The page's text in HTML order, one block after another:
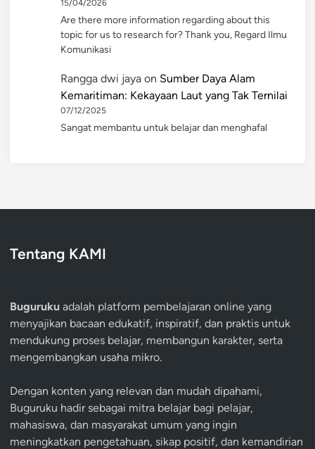
15/04/2026
Are there more information regarding about this
topic for us to research for? Thank you, Regard Ilmu
Komunikasi
Rangga dwi jaya on Sumber Daya Alam
Kemaritiman: Kekayaan Laut yang Tak Ternilai
07/12/2025
Sangat membantu untuk belajar dan menghafal
Tentang KAMI
Buguruku adalah platform pembelajaran online yang
menyajikan bacaan edukatif, inspiratif, dan praktis untuk
mendukung proses belajar, membangun karakter, serta
mengembangkan usaha mikro.
Dengan konten yang relevan dan mudah dipahami,
Buguruku hadir sebagai mitra belajar bagi pelajar,
mahasiswa, dan masyarakat umum yang ingin
meningkatkan pengetahuan, sikap positif, dan kemandirian